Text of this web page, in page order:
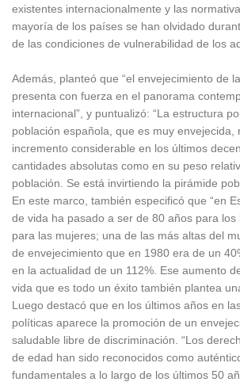
existentes internacionalmente y las
mayoría de los países se han olvidado
de las condiciones de vulnerabilidad de los
Además, planteó que “el envejecimiento de
presenta con fuerza en el panorama
internacional”, y puntualizó: “La estructura
población española, que es muy envejecida,
incremento considerable en los últimos
cantidades absolutas como en su peso
población. Se está invirtiendo la pirámide
En este marco, también especificó que “en
de vida ha pasado a ser de 80 años para los
para las mujeres; una de las más altas del
de envejecimiento que en 1980 era de un
en la actualidad de un 112%. Ese aumento
vida que es todo un éxito también plantea
Luego destacó que en los últimos años en
políticas aparece la promoción de un
saludable libre de discriminación. “Los
de edad han sido reconocidos como
fundamentales a lo largo de los últimos 50